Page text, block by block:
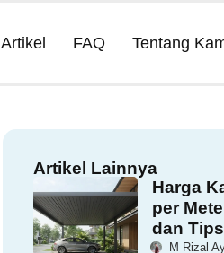
Artikel FAQ Tentang
Artikel Lainnya
Harga
per
dan
M Rizal